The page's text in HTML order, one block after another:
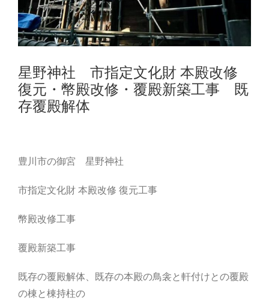
星野神社 市指定文化財 本殿改修
復元・幣殿改修・覆殿新築工事 既
存覆殿解体
豊川市の御宮 星野神社
市指定文化財 本殿改修 復元工事
幣殿改修工事
覆殿新築工事
既存の覆殿解体、既存の本殿の鳥衾と軒付けとの覆殿
の棟と棟持柱の